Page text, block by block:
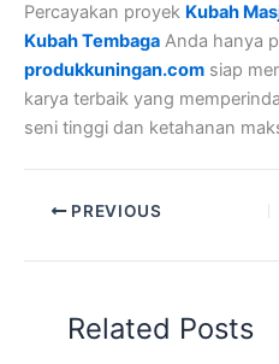
Percayakan proyek Kubah
Kubah Tembaga Anda hanya
produkkuningan.com siap
karya terbaik yang
seni tinggi dan ketahanan
PREVIOUS
Related Posts